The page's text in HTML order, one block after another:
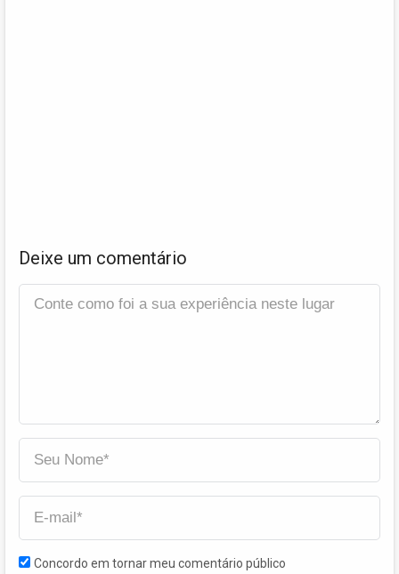
Deixe um comentário
Concordo em tornar meu comentário público